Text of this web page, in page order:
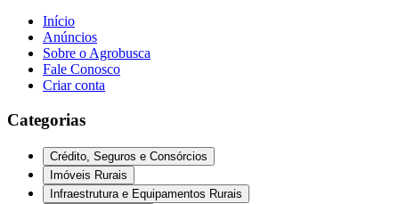
Início
Anúncios
Sobre o Agrobusca
Fale Conosco
Criar conta
Categorias
Crédito, Seguros e Consórcios
Imóveis Rurais
Infraestrutura e Equipamentos Rurais